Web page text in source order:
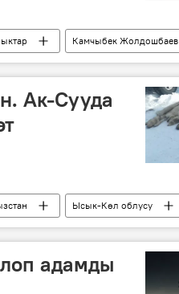
Камчыбек Жолдошбаев
Ак-Сууда
Ысык-Көл облусу
адамды